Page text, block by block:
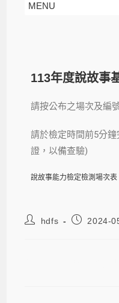
MENU
113年度說故事
請按公布之場次及編
請於檢定時間前5分
證，以備查驗)
說故事能力檢定檢測場次表
hdfs 2024-